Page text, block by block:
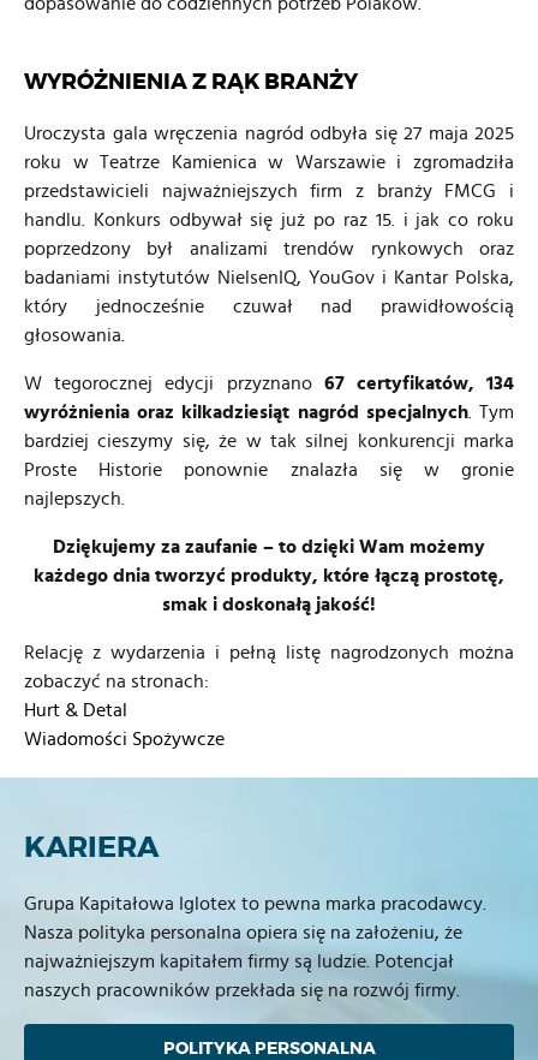
WYRÓŻNIENIA Z RĄK BRANŻY
Uroczysta gala wręczenia nagród odbyła się 27 maja 2025
roku w Teatrze Kamienica w Warszawie i zgromadziła
przedstawicieli najważniejszych firm z branży FMCG i
handlu. Konkurs odbywał się już po raz 15. i jak co roku
poprzedzony był analizami trendów rynkowych oraz
badaniami instytutów NielsenIQ, YouGov i Kantar Polska,
który jednocześnie czuwał nad prawidłowością
głosowania.
W tegorocznej edycji przyznano
67 certyfikatów, 134
wyróżnienia oraz kilkadziesiąt nagród specjalnych. Tym
bardziej cieszymy się, że w tak silnej konkurencji marka
Proste Historie ponownie znalazła się w gronie
najlepszych.
Dziękujemy za zaufanie – to dzięki Wam możemy
każdego dnia tworzyć produkty, które łączą prostotę,
smak i doskonałą jakość!
Relację z wydarzenia i pełną listę nagrodzonych można
zobaczyć na stronach:
Hurt & Detal
Wiadomości Spożywcze
KARIERA
Grupa Kapitałowa Iglotex to pewna marka pracodawcy.
Nasza polityka personalna opiera się na założeniu, że
najważniejszym kapitałem firmy są ludzie. Potencjał
naszych pracowników przekłada się na rozwój firmy.
POLITYKA PERSONALNA